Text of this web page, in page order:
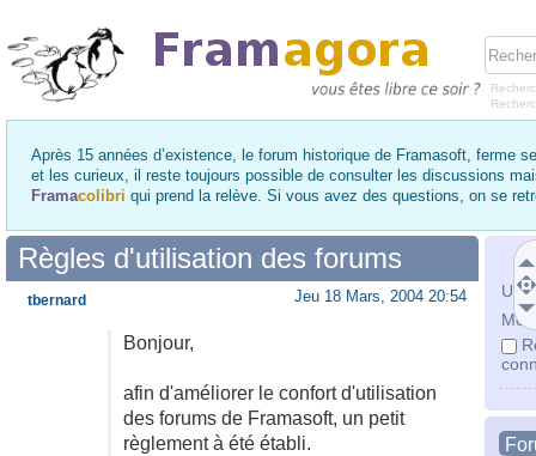
Après 15 années d’existence, le forum historique de Framasoft, ferme
et les curieux, il reste toujours possible de consulter les discussions
Framacolibri qui prend la relève. Si vous avez des questions, on se
Mot
Règles d'utilisation des forums
Jeu 18 Mars, 2004 20:54
Bonjour,
afin d'améliorer le confort d'utilisation
des forums de Framasoft, un petit
règlement à été établi.
tbernard